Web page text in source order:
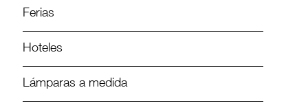
Ferias
Hoteles
Lámparas a medida